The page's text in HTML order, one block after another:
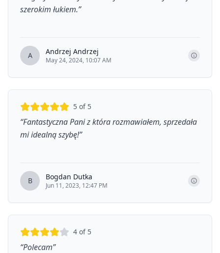
szerokim łukiem.”
A Andrzej Andrzej
May 24, 2024, 10:07 AM
5 of 5
“Fantastyczna Pani z która rozmawiałem, sprzedała
mi idealną szybę!”
B Bogdan Dutka
Jun 11, 2023, 12:47 PM
4 of 5
“Polecam”